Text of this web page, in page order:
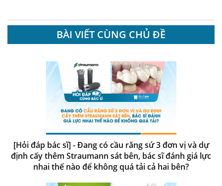
BÀI VIẾT CÙNG CHỦ ĐỀ
[Hỏi đáp bác sĩ] - Đang có cầu răng sứ 3 đơn vị và dự
định cấy thêm Straumann sát bên, bác sĩ đánh giá lực
nhai thế nào để không quá tải cả hai bên?